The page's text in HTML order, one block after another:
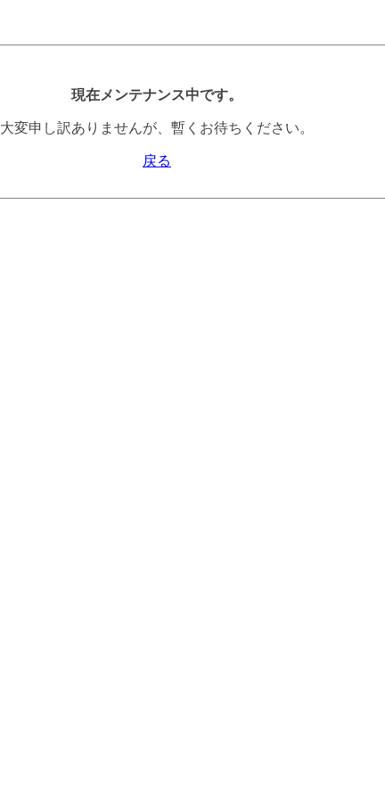
現在メンテナンス中です。
大変申し訳ありませんが、暫くお待ちください。
戻る